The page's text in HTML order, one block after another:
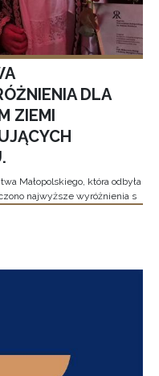
DLA
ZIEMI
Małopolskiego, która odbyła
najwyższe wyróżnienia s